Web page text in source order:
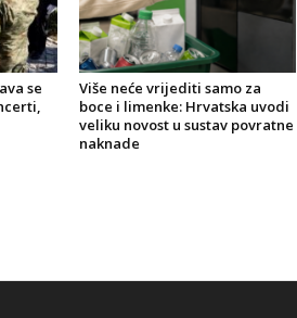
se
Više neće vrijediti samo za
boce i limenke: Hrvatska uvodi
veliku novost u sustav povratne
naknade